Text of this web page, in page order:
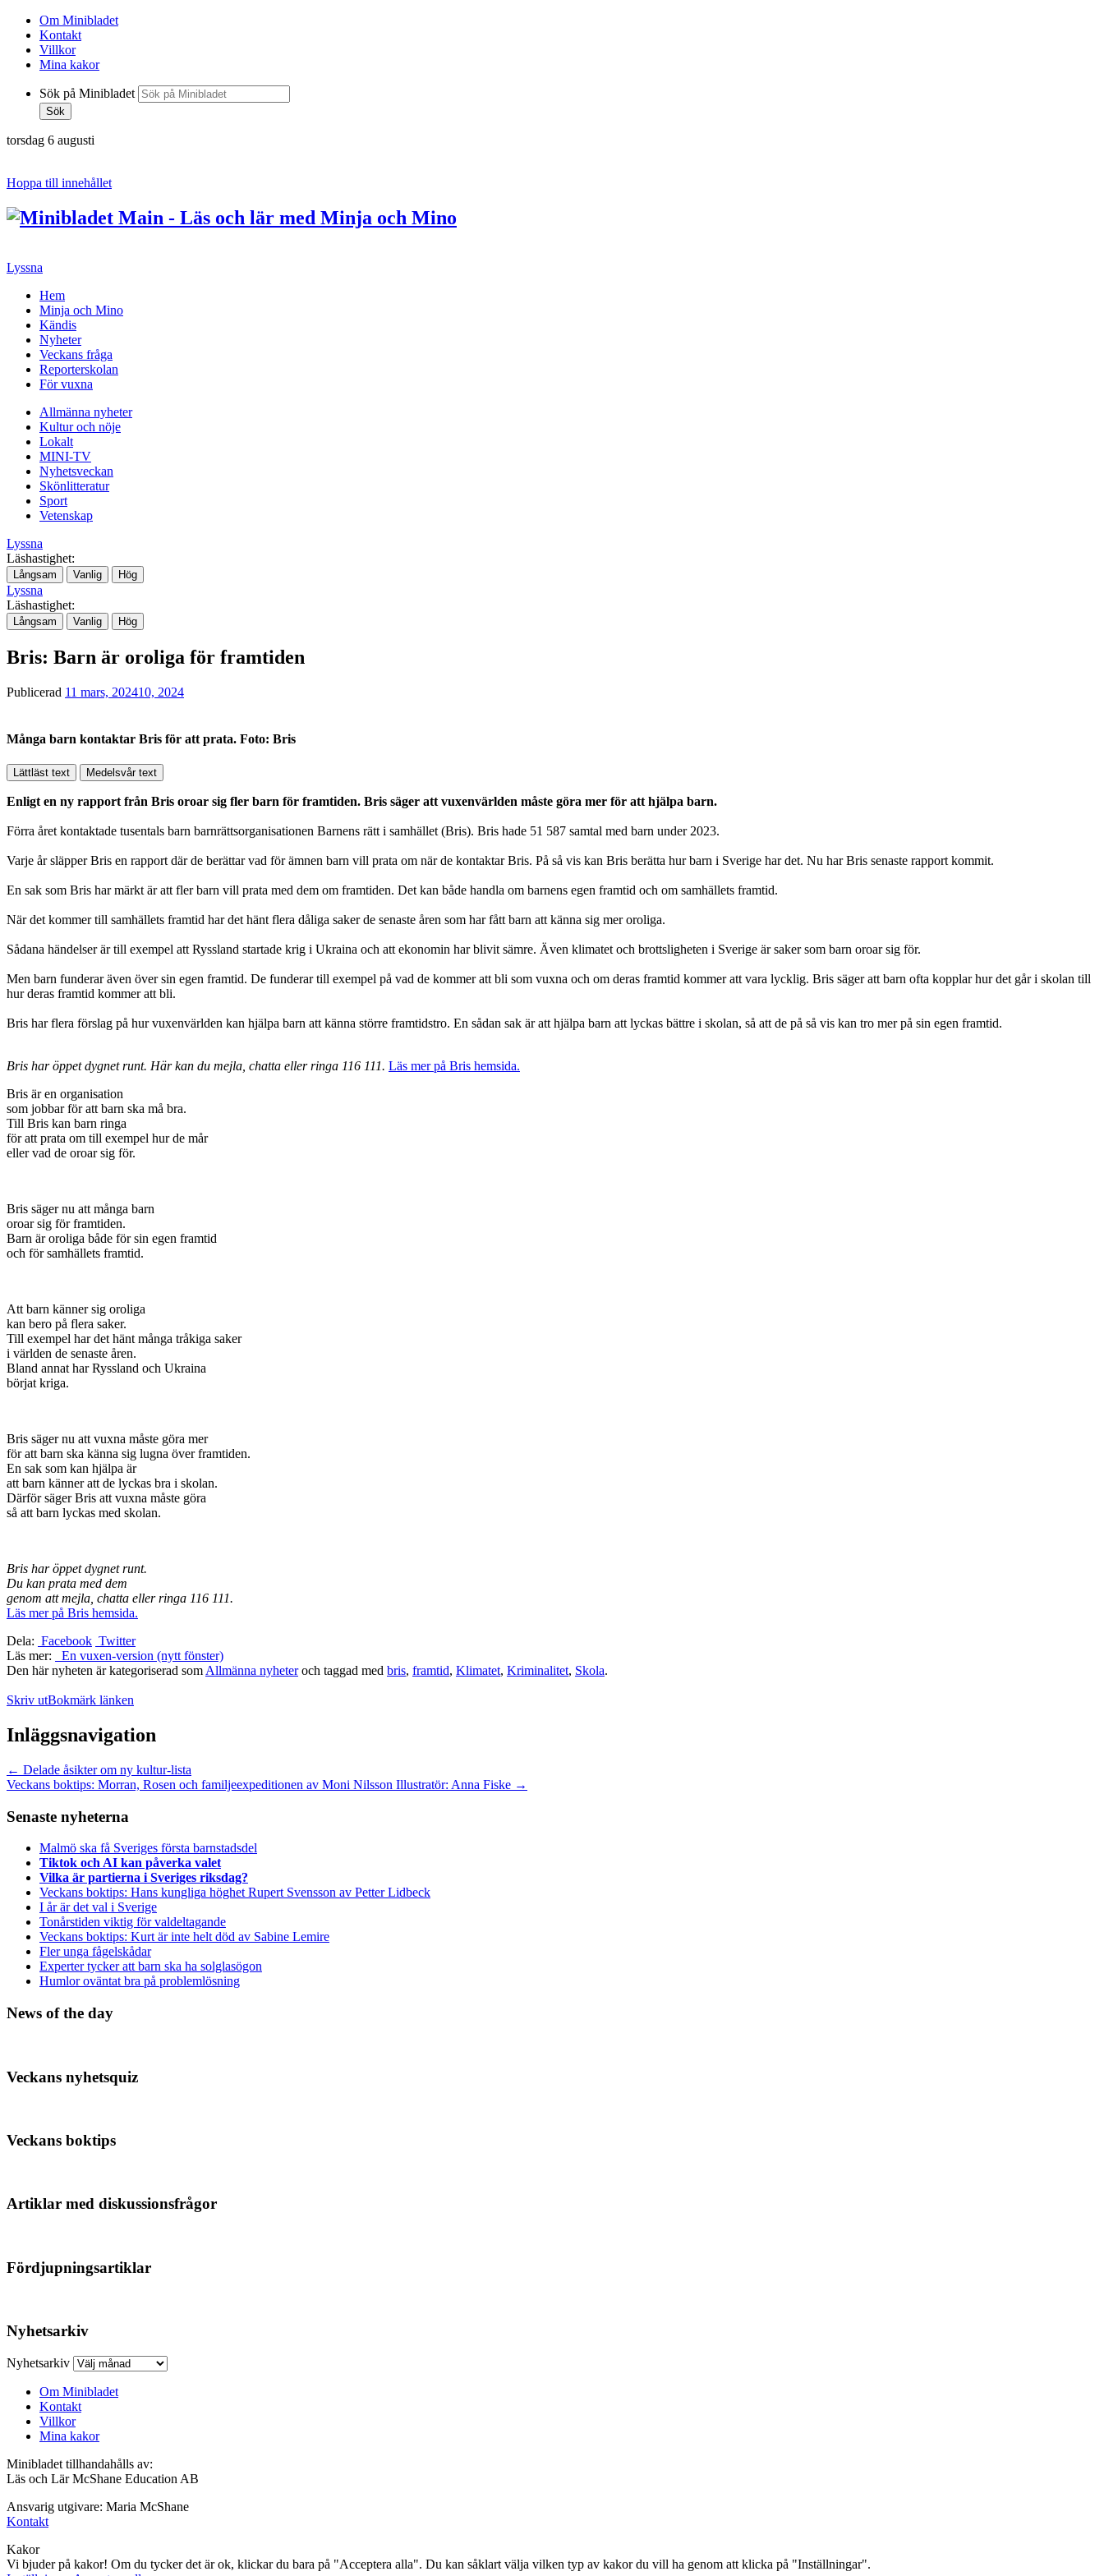
Om Minibladet
Kontakt
Villkor
Mina kakor
Sök på Minibladet
Sök
torsdag 6 augusti
Hoppa till innehållet
Lyssna
Hem
Minja och Mino
Kändis
Nyheter
Veckans fråga
Reporterskolan
För vuxna
Allmänna nyheter
Kultur och nöje
Lokalt
MINI-TV
Nyhetsveckan
Skönlitteratur
Sport
Vetenskap
Lyssna
Läshastighet:
Långsam Vanlig Hög
Lyssna
Läshastighet:
Långsam Vanlig Hög
Bris: Barn är oroliga för framtiden
Publicerad 11 mars, 202410, 2024
Många barn kontaktar Bris för att prata. Foto: Bris
Lättläst text Medelsvår text
Enligt en ny rapport från Bris oroar sig fler barn för framtiden. Bris säger att vuxenvärlden måste göra mer för att hjälpa barn.
Förra året kontaktade tusentals barn barnrättsorganisationen Barnens rätt i samhället (Bris). Bris hade 51 587 samtal med barn under 2023.
Varje år släpper Bris en rapport där de berättar vad för ämnen barn vill prata om när de kontaktar Bris. På så vis kan Bris berätta hur barn i Sverige har det. Nu har Bris senaste rapport kommit.
En sak som Bris har märkt är att fler barn vill prata med dem om framtiden. Det kan både handla om barnens egen framtid och om samhällets framtid.
När det kommer till samhällets framtid har det hänt flera dåliga saker de senaste åren som har fått barn att känna sig mer oroliga.
Sådana händelser är till exempel att Ryssland startade krig i Ukraina och att ekonomin har blivit sämre. Även klimatet och brottsligheten i Sverige är saker som barn oroar sig för.
Men barn funderar även över sin egen framtid. De funderar till exempel på vad de kommer att bli som vuxna och om deras framtid kommer att vara lycklig. Bris säger att barn ofta kopplar hur det går i skolan till
hur deras framtid kommer att bli.
Bris har flera förslag på hur vuxenvärlden kan hjälpa barn att känna större framtidstro. En sådan sak är att hjälpa barn att lyckas bättre i skolan, så att de på så vis kan tro mer på sin egen framtid.
Bris har öppet dygnet runt. Här kan du mejla, chatta eller ringa 116 111. Läs mer på Bris hemsida.
Bris är en organisation
som jobbar för att barn ska må bra.
Till Bris kan barn ringa
för att prata om till exempel hur de mår
eller vad de oroar sig för.
Bris säger nu att många barn
oroar sig för framtiden.
Barn är oroliga både för sin egen framtid
och för samhällets framtid.
Att barn känner sig oroliga
kan bero på flera saker.
Till exempel har det hänt många tråkiga saker
i världen de senaste åren.
Bland annat har Ryssland och Ukraina
börjat kriga.
Bris säger nu att vuxna måste göra mer
för att barn ska känna sig lugna över framtiden.
En sak som kan hjälpa är
att barn känner att de lyckas bra i skolan.
Därför säger Bris att vuxna måste göra
så att barn lyckas med skolan.
Bris har öppet dygnet runt.
Du kan prata med dem
genom att mejla, chatta eller ringa 116 111.
Läs mer på Bris hemsida.
Dela: Facebook Twitter
Läs mer:
En vuxen-version (nytt fönster)
Den här nyheten är kategoriserad som Allmänna nyheteroch taggad med bris, framtid, Klimatet, Kriminalitet, Skola.
Skriv utBokmärk länken
Inläggsnavigation
← Delade åsikter om ny kultur-lista
Veckans boktips: Morran, Rosen och familjeexpeditionen av Moni Nilsson Illustratör: Anna Fiske →
Senaste nyheterna
Malmö ska få Sveriges första barnstadsdel
Tiktok och AI kan påverka valet
Vilka är partierna i Sveriges riksdag?
Veckans boktips: Hans kungliga höghet Rupert Svensson av Petter Lidbeck
I år är det val i Sverige
Tonårstiden viktig för valdeltagande
Veckans boktips: Kurt är inte helt död av Sabine Lemire
Fler unga fågelskådar
Experter tycker att barn ska ha solglasögon
Humlor oväntat bra på problemlösning
News of the day
Veckans nyhetsquiz
Veckans boktips
Artiklar med diskussionsfrågor
Fördjupningsartiklar
Nyhetsarkiv
Nyhetsarkiv
Om Minibladet
Kontakt
Villkor
Mina kakor
Minibladet tillhandahålls av:
Läs och Lär McShane Education AB
Ansvarig utgivare: Maria McShane
Kontakt
Kakor
Vi bjuder på kakor! Om du tycker det är ok, klickar du bara på "Acceptera alla". Du kan såklart välja vilken typ av kakor du vill ha genom att klicka på "Inställningar".